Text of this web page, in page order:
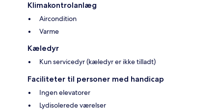
Klimakontrolanlæg
Aircondition
Varme
Kæledyr
Kun servicedyr (kæledyr er ikke tilladt)
Faciliteter til personer med handicap
Ingen elevatorer
Lydisolerede værelser